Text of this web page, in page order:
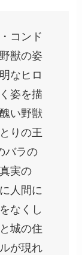
コンド
獣の姿
なヒロ
姿を描
い野獣
りの王
バラの
実の
人間に
なくし
城の住
が現れ